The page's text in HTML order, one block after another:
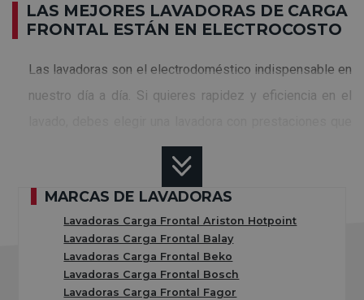
LAS MEJORES LAVADORAS DE CARGA
FRONTAL ESTÁN EN ELECTROCOSTO
Las lavadoras son el electrodoméstico indispensable en
nuestro día a día. Si quieres rapidez y eficiencia en el
te garanticen que tu ropa quede perfecta.
En esta categoría te ayudaremos a encontrar
mejores lavadoras de carga frontal
mejor precio
Todas ellas cuentan con las características y
prestaciones más actuales, que te ayudarán a conseguir
el mejor acabado en tu colada.
MARCAS DE LAVADORAS
Lavadoras Carga Frontal Ariston Hotpoint
Lavadoras Carga Frontal Balay
Lavadoras Carga Frontal Beko
Lavadoras Carga Frontal Bosch
Lavadoras Carga Frontal Fagor